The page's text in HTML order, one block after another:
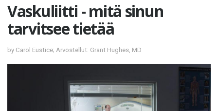
Vaskuliitti - mitä sinun
tarvitsee tietää
by Carol Eustice; Arvostellut: Grant Hughes, MD